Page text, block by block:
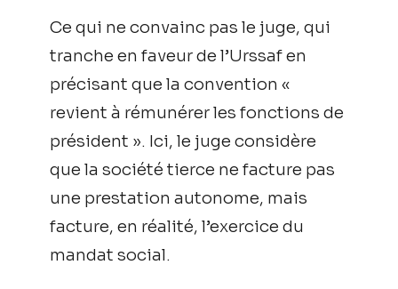
Ce qui ne convainc pas le juge, qui
tranche en faveur de l’Urssaf en
précisant que la convention «
revient à rémunérer les fonctions de
président ». Ici, le juge considère
que la société tierce ne facture pas
une prestation autonome, mais
facture, en réalité, l’exercice du
mandat social.